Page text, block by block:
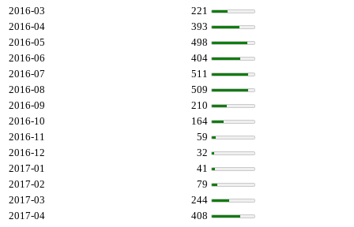
2016-03
221
2016-04
393
2016-05
498
2016-06
404
2016-07
511
2016-08
509
2016-09
210
2016-10
164
2016-11
59
2016-12
32
2017-01
41
2017-02
79
2017-03
244
2017-04
408